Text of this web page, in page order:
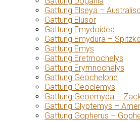
Gattung Elseya –
Gattung Elusor
Gattung Emydoidea
Gattung Emydura –
Gattung Emys
Gattung Eretmochelys
Gattung Erymnochelys
Gattung Geochelone
Gattung Geoclemys
Gattung Geoemyda –
Gattung Glyptemys –
Gattung Gopherus –